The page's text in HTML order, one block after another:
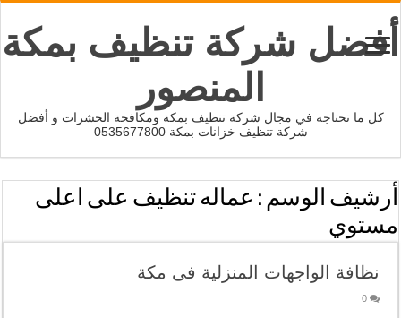
أفضل شركة تنظيف بمكة
المنصور
كل ما تحتاجه في مجال شركة تنظيف بمكة ومكافحة الحشرات و أفضل
شركة تنظيف خزانات بمكة 0535677800
أرشيف الوسم : عماله تنظيف على اعلى
مستوي
نظافة الواجهات المنزلية فى مكة
0